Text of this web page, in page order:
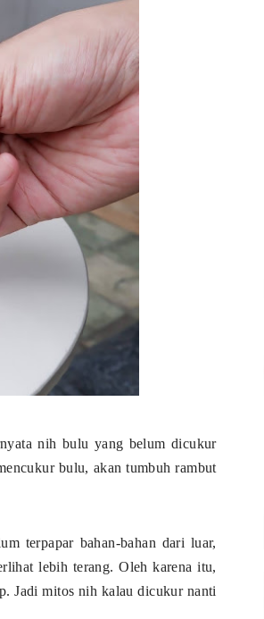
nih bulu yang belum dicukur
bulu, akan tumbuh rambut
terpapar bahan-bahan dari luar,
lebih terang. Oleh karena itu,
Jadi mitos nih kalau dicukur nanti